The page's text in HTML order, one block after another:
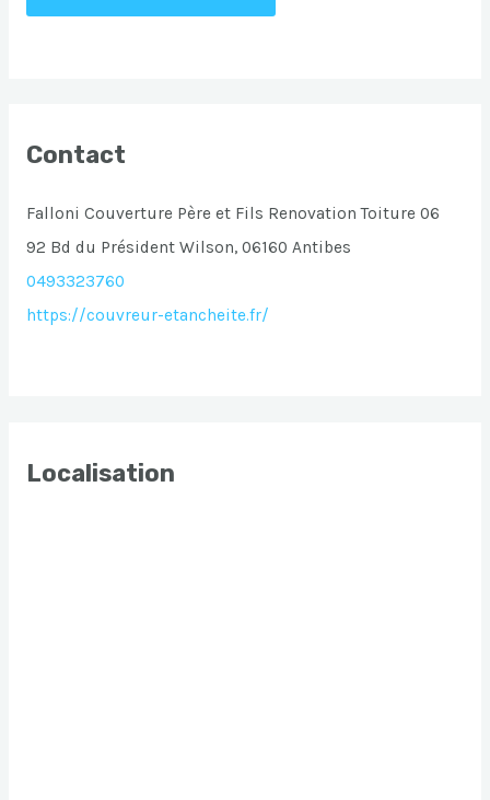
Contact
Falloni Couverture Père et Fils Renovation Toiture 06
92 Bd du Président Wilson, 06160 Antibes
0493323760
https://couvreur-etancheite.fr/
Localisation